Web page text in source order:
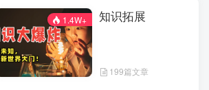
1.4W+ 知识拓展
199篇文章
4篇文章
独家 为你的网站添加百度登录
如何做好网站seo优化
什么是百度收录，如何提高收录量？ 2月16日 19:14